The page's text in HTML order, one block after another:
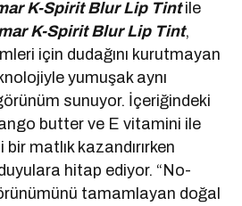
K-Spirit Blur Lip Tintile
K-Spirit Blur Lip Tint,
için dudağını kurutmayan
yumuşak aynı
sunuyor. İçeriğindeki
butter ve E vitamini ile
matlık kazandırırken
hitap ediyor. “No-
tamamlayan doğal